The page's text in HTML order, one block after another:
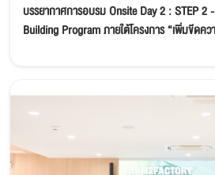
บรรยากาศการอบรม Onsite Day 2 : STEP 2
Building Program ภายใต้โครงการ “เพิ่มขีดค